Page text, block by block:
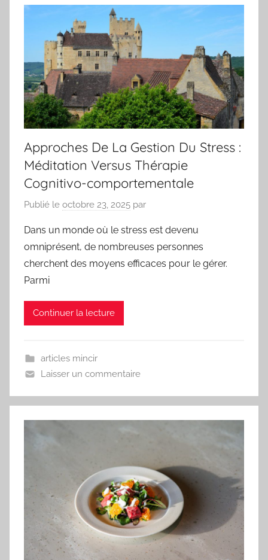
Approches De La Gestion Du Stress :
Méditation Versus Thérapie
Cognitivo-comportementale
Publié le octobre 23, 2025 par
Dans un monde où le stress est devenu
omniprésent, de nombreuses personnes
cherchent des moyens efficaces pour le gérer.
Parmi
Continuer la lecture
articles mincir
Laisser un commentaire